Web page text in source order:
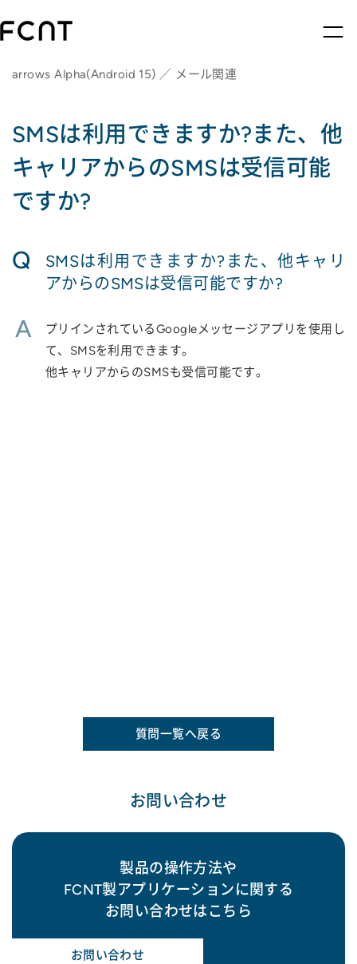
arrows Alpha(Android 15) ／ メール関連
SMSは利用できますか?また、他
キャリアからのSMSは受信可能
ですか?
Q
SMSは利用できますか?また、他キャリ
アからのSMSは受信可能ですか?
A
プリインされているGoogleメッセージアプリを使用し
て、SMSを利用できます。
他キャリアからのSMSも受信可能です。
質問一覧へ戻る
お問い合わせ
製品の操作方法や
FCNT製アプリケーションに関する
お問い合わせはこちら
お問い合わせ